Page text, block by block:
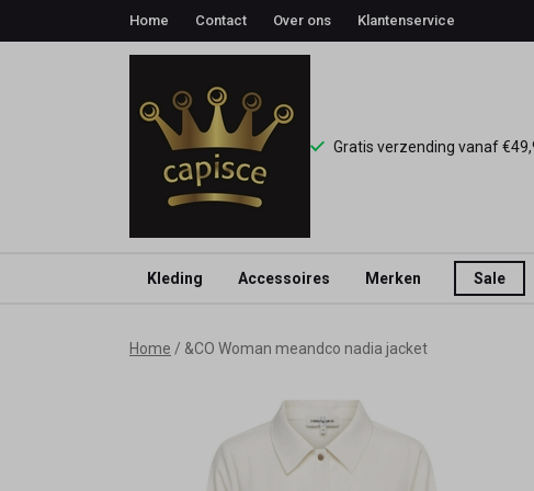
Home Contact Over ons Klantenservice
Gratis verzending vanaf
Kleding Accessoires Merken Sale
meandco
Home &CO Woman meandco nadia jacket